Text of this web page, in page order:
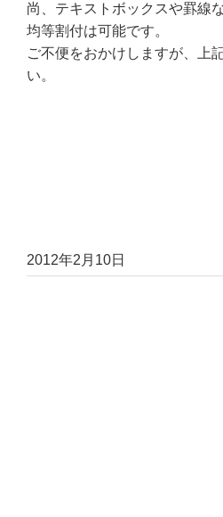
尚、テキストボックスや罫線
均等割付は可能です。
ご不便をおかけしますが、上
い。
2012年2月10日